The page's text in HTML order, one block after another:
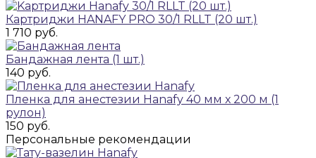
Картриджи HANAFY PRO 30/1 RLLT (20 шт.)
1 710 руб.
Бандажная лента (1 шт.)
140 руб.
Пленка для анестезии Hanafy 40 мм х 200 м (1
рулон)
150 руб.
Персональные рекомендации